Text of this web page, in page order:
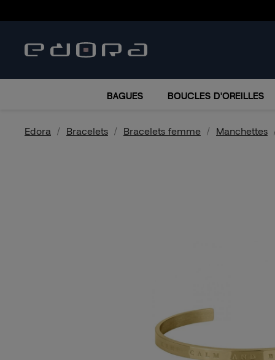
BRACELETS COLLIERS
BAGUES BOUCLES D'OREILLES
Edora Bracelets Bracelets femme Manchettes